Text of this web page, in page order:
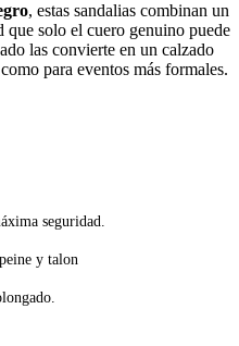
, estas sandalias combinan un
solo el cuero genuino puede
las convierte en un calzado
para eventos más formales.
seguridad.
y talon